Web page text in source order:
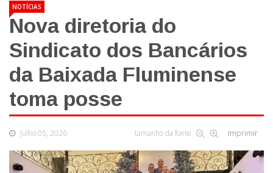
NOTÍCIAS
Nova diretoria do
Sindicato dos Bancários
da Baixada Fluminense
toma posse
Julho 05, 2026 tamanho da fonte Imprimir